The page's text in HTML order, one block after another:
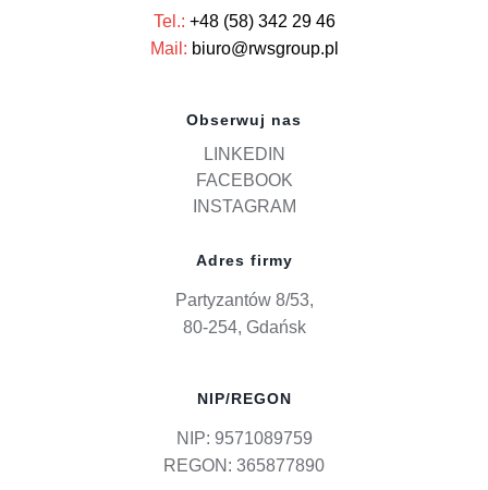
Tel.: +48 (58) 342 29 46
Mail: biuro@rwsgroup.pl
Obserwuj nas
LINKEDIN
FACEBOOK
INSTAGRAM
Adres firmy
Partyzantów 8/53,
80-254, Gdańsk
NIP/REGON
NIP: 9571089759
REGON: 365877890